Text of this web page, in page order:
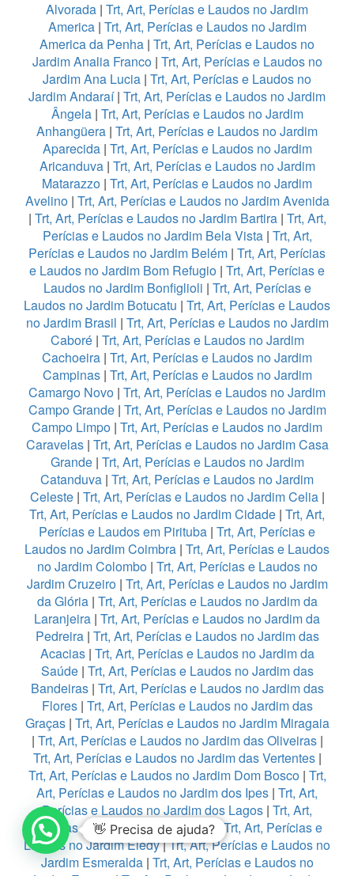
Alvorada | Trt, Art, Perícias e Laudos no Jardim
America| Trt, Art, Perícias e Laudos no Jardim
America da Penha | Trt, Art, Perícias e Laudos no
Jardim Analia Franco| Trt, Art, Perícias e Laudos no
Jardim Ana Lucia | Trt, Art, Perícias e Laudos no
Jardim Andaraí| Trt, Art, Perícias e Laudos no Jardim
Ângela| Trt, Art, Perícias e Laudos no Jardim
Anhangüera | Trt, Art, Perícias e Laudos no Jardim
Aparecida| Trt, Art, Perícias e Laudos no Jardim
Aricanduva| Trt, Art, Perícias e Laudos no Jardim
Matarazzo | Trt, Art, Perícias e Laudos no Jardim
Avelino| Trt, Art, Perícias e Laudos no Jardim Avenida
| Trt, Art, Perícias e Laudos no Jardim Bartira| Trt, Art,
Perícias e Laudos no Jardim Bela Vista| Trt, Art,
Perícias e Laudos no Jardim Belém | Trt, Art, Perícias
e Laudos no Jardim Bom Refugio | Trt, Art, Perícias e
Laudos no Jardim Bonfiglioli | Trt, Art, Perícias e
Laudos no Jardim Botucatu | Trt, Art, Perícias e Laudos
no Jardim Brasil | Trt, Art, Perícias e Laudos no Jardim
Caboré| Trt, Art, Perícias e Laudos no Jardim
Cachoeira | Trt, Art, Perícias e Laudos no Jardim
Campinas| Trt, Art, Perícias e Laudos no Jardim
Camargo Novo | Trt, Art, Perícias e Laudos no Jardim
Campo Grande| Trt, Art, Perícias e Laudos no Jardim
Campo Limpo | Trt, Art, Perícias e Laudos no Jardim
Caravelas| Trt, Art, Perícias e Laudos no Jardim Casa
Grande| Trt, Art, Perícias e Laudos no Jardim
Catanduva | Trt, Art, Perícias e Laudos no Jardim
Celeste| Trt, Art, Perícias e Laudos no Jardim Celia|
Trt, Art, Perícias e Laudos no Jardim Cidade | Trt, Art,
Perícias e Laudos em Pirituba | Trt, Art, Perícias e
Laudos no Jardim Coimbra | Trt, Art, Perícias e Laudos
no Jardim Colombo| Trt, Art, Perícias e Laudos no
Jardim Cruzeiro| Trt, Art, Perícias e Laudos no Jardim
da Glória| Trt, Art, Perícias e Laudos no Jardim da
Laranjeira | Trt, Art, Perícias e Laudos no Jardim da
Pedreira| Trt, Art, Perícias e Laudos no Jardim das
Acacias| Trt, Art, Perícias e Laudos no Jardim da
Saúde| Trt, Art, Perícias e Laudos no Jardim das
Bandeiras| Trt, Art, Perícias e Laudos no Jardim das
Flores| Trt, Art, Perícias e Laudos no Jardim das
Graças| Trt, Art, Perícias e Laudos no Jardim Miragaia
| Trt, Art, Perícias e Laudos no Jardim das Oliveiras|
Trt, Art, Perícias e Laudos no Jardim das Vertentes|
Trt, Art, Perícias e Laudos no Jardim Dom Bosco| Trt,
Art, Perícias e Laudos no Jardim dos Ipes | Trt, Art,
Perícias e Laudos no Jardim dos Lagos | Trt, Art,
Perícias e Laudos no Jardim Edi|Trt, Art, Perícias e
Laudos no Jardim Eledy|Trt, Art, Perícias e Laudos no
Jardim Esmeralda| Trt, Art, Perícias e Laudos no
👋 Precisa de ajuda?